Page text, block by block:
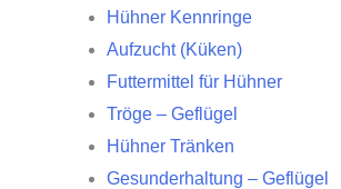
Hühner Kennringe
Aufzucht (Küken)
Futtermittel für Hühner
Tröge – Geflügel
Hühner Tränken
Gesunderhaltung – Geflügel